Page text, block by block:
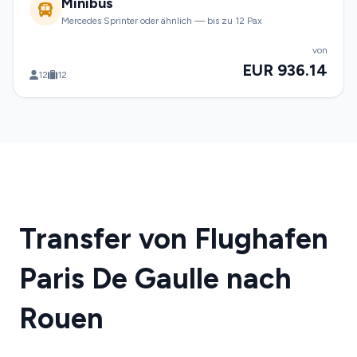
Mercedes Sprinter oder ähnlich — bis zu 12 Pax
12 12
von
EUR 936.14
Transfer von Flughafen
Paris De Gaulle nach
Rouen